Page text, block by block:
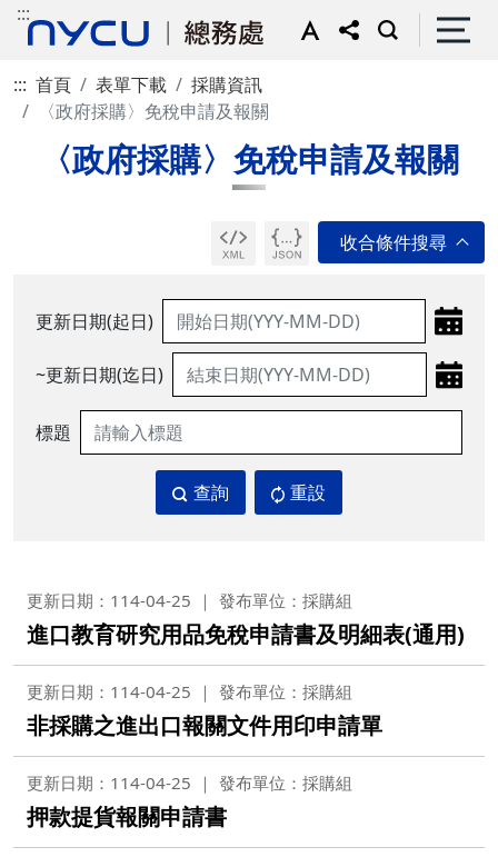
:::
::: 首頁 表單下載
採購資訊
〈政府採購〉免稅申請及報關
〈政府採購〉免稅申請及報關
更新日期(起日)
~更新日期(迄日)
標題
查詢 重設
更新日期：114-04-25 發布單位：採購組
進口教育研究用品免稅申請書及明細表(通用)
更新日期：114-04-25 發布單位：採購組
非採購之進出口報關文件用印申請單
更新日期：114-04-25 發布單位：採購組
押款提貨報關申請書